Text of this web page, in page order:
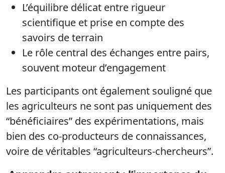
L’équilibre délicat entre rigueur
scientifique et prise en compte des
savoirs de terrain
Le rôle central des échanges entre pairs,
souvent moteur d’engagement
Les participants ont également souligné que
les agriculteurs ne sont pas uniquement des
“bénéficiaires” des expérimentations, mais
bien des co-producteurs de connaissances,
voire de véritables “agriculteurs-chercheurs”.